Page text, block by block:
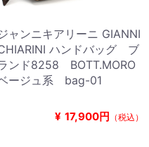
ャンニキアリーニ GIANNI
ハンドバッグ ブ
ンド8258 BOTT.MORO
ージュ系 bag-01
¥ 17,900円 （税込）